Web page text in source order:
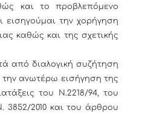
και το προβλεπόμενο
εισηγούμαι την χορήγηση
καθώς και της σχετικής
από διαλογική συζήτηση
ανωτέρω εισήγηση της
του Ν.2218/94, του
3852/2010 και του άρθρου